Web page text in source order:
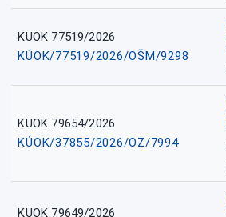
KUOK 77519/2026
KÚOK/77519/2026/OŠM/9298
KUOK 79654/2026
KÚOK/37855/2026/OZ/7994
KUOK 79649/2026